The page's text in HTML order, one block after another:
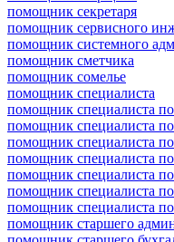
помощник секретаря
помощник сервисного
помощник системного
помощник сметчика
помощник сомелье
помощник специалиста
помощник специалиста
помощник специалиста
помощник специалиста по
помощник специалиста по
помощник специалиста
помощник специалиста
помощник специалиста
помощник старшего